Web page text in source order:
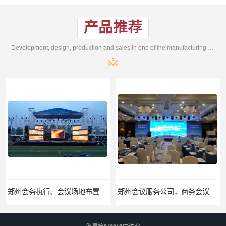
产品推荐
郑州会务执行、会议场地布置、活动物料搭建、现场执行 郑州会议服务公司，商务会议，培训会议、招商会议，执行、搭建、场地布置